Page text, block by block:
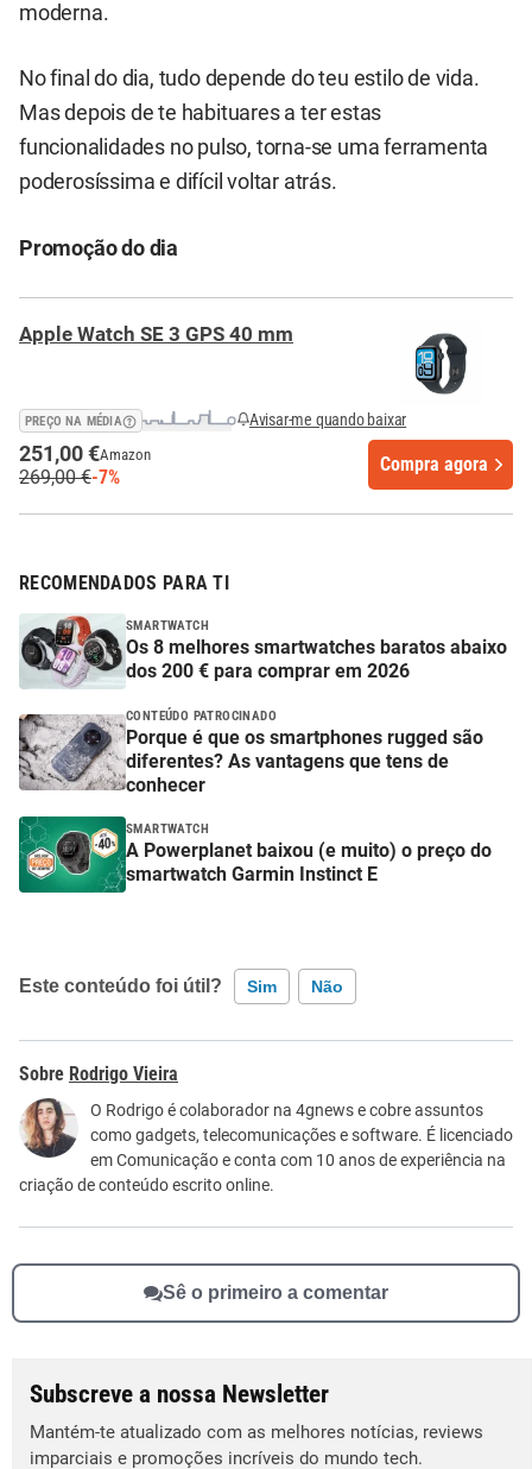
moderna.
No final do dia, tudo depende do teu estilo de vida.
Mas depois de te habituares a ter estas
funcionalidades no pulso, torna-se uma ferramenta
poderosíssima e difícil voltar atrás.
Promoção do dia
Apple Watch SE 3 GPS 40 mm
PREÇO NA MÉDIA Avisar-me quando baixar
251,00 €Amazon
269,00 €-7%
Compra agora
RECOMENDADOS PARA TI
SMARTWATCH
Os 8 melhores smartwatches baratos abaixo
dos 200 € para comprar em 2026
CONTEÚDO PATROCINADO
Porque é que os smartphones rugged são
diferentes? As vantagens que tens de
conhecer
SMARTWATCH
A Powerplanet baixou (e muito) o preço do
smartwatch Garmin Instinct E
Este conteúdo foi útil? Sim Não
Este conteúdo contém informação incorreta
Este conteúdo não tem a informação que procuro
Outro
Rodrigo Vieira
O Rodrigo é colaborador na 4gnews e cobre assuntos
como gadgets, telecomunicações e software. É licenciado
em Comunicação e conta com 10 anos de experiência na
criação de conteúdo escrito online.
Sê o primeiro a comentar
Subscreve a nossa Newsletter
Mantém-te atualizado com as melhores notícias, reviews
imparciais e promoções incríveis do mundo tech.